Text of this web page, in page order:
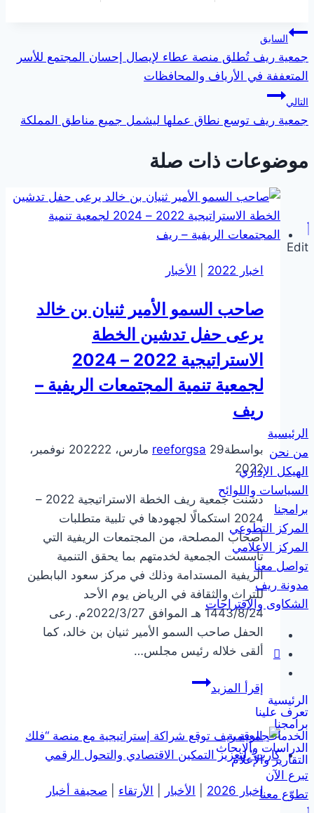
Edit
الرئيسية
من نحن
الهيكل الإداري
السياسات واللوائح
برامجنا
المركز التطوعي
المركز الاعلامي
تواصل معنا
مدونة ريف
الشكاوى والاقتراحات
الرئيسية
تعرف علينا
برامجنا
الخدمات الرقمية
الدراسات والابحاث
التقارير والإعلام
تبرع الآن
تطوّع معنا
تصفّح
المقالات
السابق
جمعية ريف تُطلق منصة عطاء لإيصال إحسان المجتمع للأسر
المتعففة في الأرياف والمحافظات
التالي
جمعية ريف توسع نطاق عملها ليشمل جميع مناطق المملكة
موضوعات ذات صلة
اخبار 2022 الأخبار
صاحب السمو الأمير ثنيان بن خالد
يرعى حفل تدشين الخطة
الاستراتيجية 2022 – 2024
لجمعية تنمية المجتمعات الريفية –
ريف
بواسطة reeforgsa 29 مارس، 2022
22 نوفمبر،
2022
دشنت جمعية ريف الخطة الاستراتيجية 2022 –
2024 استكمالًا لجهودها في تلبية متطلبات
أصحاب المصلحة، من المجتمعات الريفية التي
تأسست الجمعية لخدمتهم بما يحقق التنمية
الريفية المستدامة وذلك في مركز سعود البابطين
للتراث والثقافة في الرياض يوم الأحد
1443/8/24 هـ الموافق 2022/3/27م. رعى
الحفل صاحب السمو الأمير ثنيان بن خالد، كما
ألقى خلاله رئيس مجلس…
إقرأ المزيدصاحب
ثنيان
بن
يرعى
اخبار 2026 الأخبار الأرتقاء صحيفة أخبار